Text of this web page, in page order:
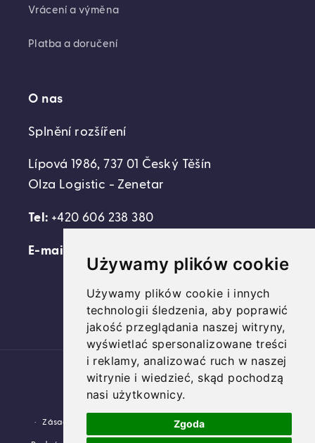
Używamy plików cookie
Używamy plików cookie i innych
technologii śledzenia, aby poprawić
jakość przeglądania naszej witryny,
wyświetlać spersonalizowane treści
i reklamy, analizować ruch w naszej
witrynie i wiedzieć, skąd pochodzą
nasi użytkownicy.
Zgoda
Vrácení a výměna
Platba a doručení
O nas
Splnění rozšíření
Lípová 1986, 737 01 Český Těšín
Olza Logistic - Zenetar
Tel: +420 606 238 380
E-mail:
FacebookInstagramYouTube
Platební
metody
Domovideni.cz Využívá Shopify.
Zásady ochrany osobních údajů Zásady vrácení peněz